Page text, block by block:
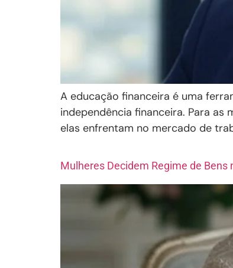
A educação financeira é uma
independência financeira. Para as
elas enfrentam no mercado de
Mulheres Decidem Regime de Bens